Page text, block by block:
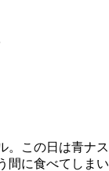
。この日は青ナ
間に食べてしまい